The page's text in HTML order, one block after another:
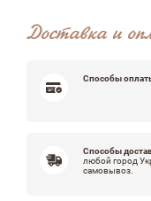
Доставка и
Способы
Способы
любой город
самовывоз.